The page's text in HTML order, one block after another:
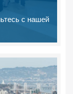
с нашей